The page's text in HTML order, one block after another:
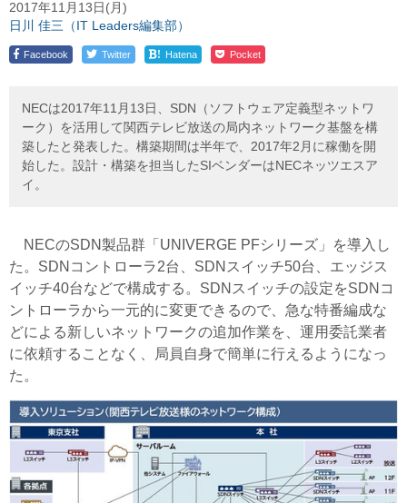
2017年11月13日(月)
日川 佳三（IT Leaders編集部）
Facebook Twitter ! Hatena Pocket
NECは2017年11月13日、SDN（ソフトウェア定義型ネットワ
ーク）を活用して関西テレビ放送の局内ネットワーク基盤を構
築したと発表した。構築期間は半年で、2017年2月に稼働を開
始した。設計・構築を担当したSIベンダーはNECネッツエスア
イ。
NECのSDN製品群「UNIVERGE PFシリーズ」を導入し
た。SDNコントローラ2台、SDNスイッチ50台、エッジス
イッチ40台などで構成する。SDNスイッチの設定をSDNコ
ントローラから一元的に変更できるので、急な特番編成な
どによる新しいネットワークの追加作業を、運用委託業者
に依頼することなく、局員自身で簡単に行えるようになっ
た。